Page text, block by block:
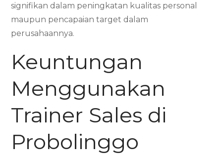
signifikan dalam peningkatan kualitas personal
maupun pencapaian target dalam
perusahaannya.
Keuntungan
Menggunakan
Trainer Sales di
Probolinggo